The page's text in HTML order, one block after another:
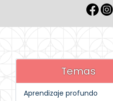
Temas
Aprendizaje profundo